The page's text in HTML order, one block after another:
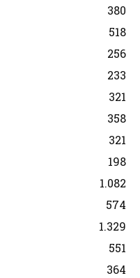
380
518
256
233
321
358
321
198
1.082
574
1.329
551
364